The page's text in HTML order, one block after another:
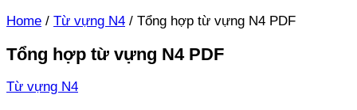
Home / Từ vựng N4 / Tổng hợp từ vựng N4 PDF
Tổng hợp từ vựng N4 PDF
Từ vựng N4